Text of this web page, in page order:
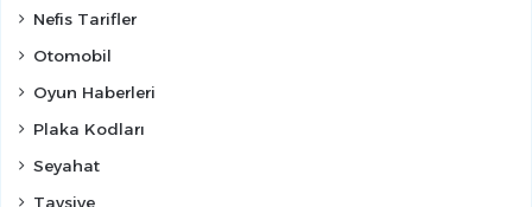
Nefis Tarifler
Otomobil
Oyun Haberleri
Plaka Kodları
Seyahat
Tavsiye